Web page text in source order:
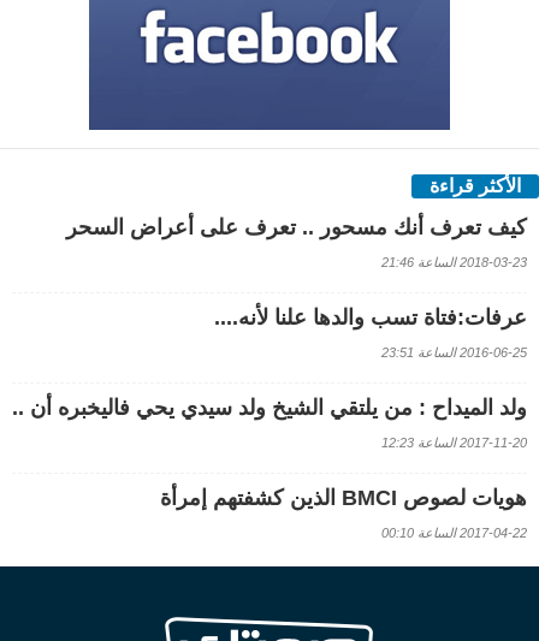
الأكثر قراءة
كيف تعرف أنك مسحور .. تعرف على أعراض السحر
2018-03-23 الساعة 21:46
عرفات:فتاة تسب والدها علنا لأنه....
2016-06-25 الساعة 23:51
ولد الميداح : من يلتقي الشيخ ولد سيدي يحي فاليخبره أن ..
2017-11-20 الساعة 12:23
هويات لصوص BMCI الذين كشفتهم إمرأة
2017-04-22 الساعة 00:10